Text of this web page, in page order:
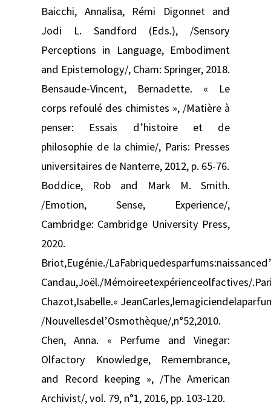
Baicchi, Annalisa, Rémi Digonnet and
Jodi L. Sandford (Eds.), /Sensory
Perceptions in Language, Embodiment
and Epistemology/, Cham: Springer, 2018.
Bensaude-Vincent, Bernadette. « Le
corps refoulé des chimistes », /Matière à
penser: Essais d’histoire et de
philosophie de la chimie/, Paris: Presses
universitaires de Nanterre, 2012, p. 65-76.
Boddice, Rob and Mark M. Smith.
/Emotion, Sense, Experience/,
Cambridge: Cambridge University Press,
2020.
Briot,Eugénie./
Candau,Joël./Mémoireetexpérienceolfactives/
Chazot,Isabelle.«
/Nouvellesdel’Osmothèque/,n°52,2010.
Chen, Anna. « Perfume and Vinegar:
Olfactory Knowledge, Remembrance,
and Record keeping », /The American
Archivist/, vol. 79, n°1, 2016, pp. 103-120.